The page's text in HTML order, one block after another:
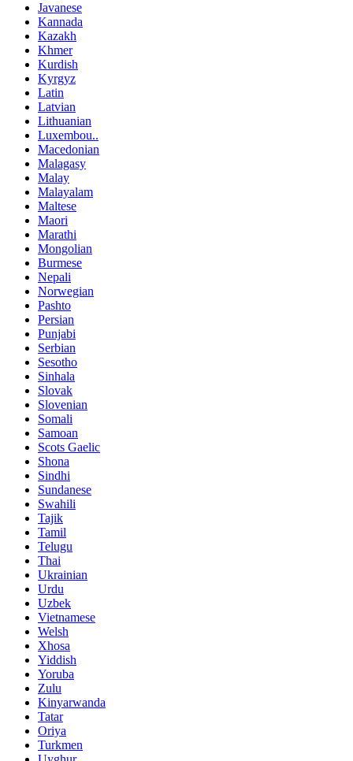
Javanese
Kannada
Kazakh
Khmer
Kurdish
Kyrgyz
Latin
Latvian
Lithuanian
Luxembou..
Macedonian
Malagasy
Malay
Malayalam
Maltese
Maori
Marathi
Mongolian
Burmese
Nepali
Norwegian
Pashto
Persian
Punjabi
Serbian
Sesotho
Sinhala
Slovak
Slovenian
Somali
Samoan
Scots Gaelic
Shona
Sindhi
Sundanese
Swahili
Tajik
Tamil
Telugu
Thai
Ukrainian
Urdu
Uzbek
Vietnamese
Welsh
Xhosa
Yiddish
Yoruba
Zulu
Kinyarwanda
Tatar
Oriya
Turkmen